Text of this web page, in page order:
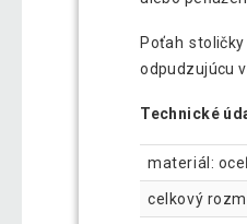
Poťah
odpudzujúcu
Technické
materiál:
celkový